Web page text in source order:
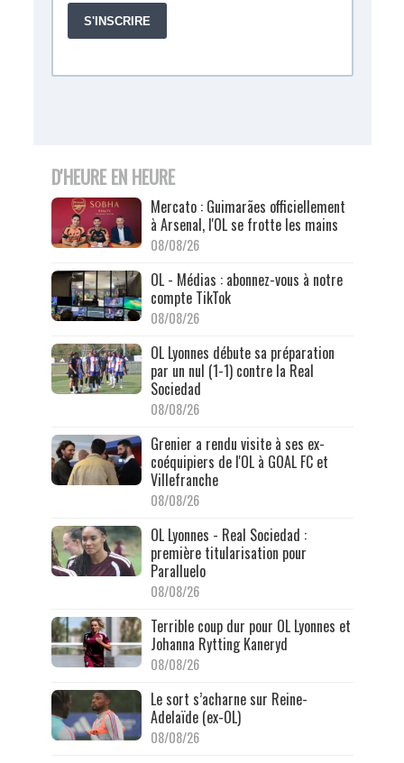
D'HEURE EN HEURE
Mercato : Guimarães officiellement
à Arsenal, l'OL se frotte les mains
08/08/26
OL - Médias : abonnez-vous à notre
compte TikTok
08/08/26
OL Lyonnes débute sa préparation
par un nul (1-1) contre la Real
Sociedad
08/08/26
Grenier a rendu visite à ses ex-
coéquipiers de l'OL à GOAL FC et
Villefranche
08/08/26
OL Lyonnes - Real Sociedad :
première titularisation pour
Paralluelo
08/08/26
Terrible coup dur pour OL Lyonnes et
Johanna Rytting Kaneryd
08/08/26
Le sort s’acharne sur Reine-
Adelaïde (ex-OL)
08/08/26